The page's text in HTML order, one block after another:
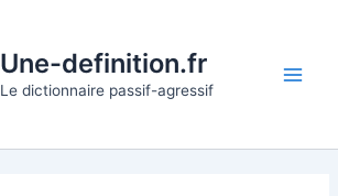
Une-definition.fr
Le dictionnaire passif-agressif